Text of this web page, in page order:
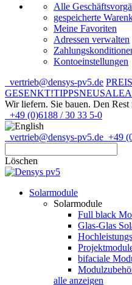
Alle
gespeicherte
Meine Favoriten
Adressen verwalten
Kontoeinstellungen
vertrieb@densys-pv5.de
GESENKT!TIPPSNEUSALE
Wir liefern. Sie bauen. Den Rest
+49 (0)6188 / 30 33 5-0
vertrieb@densys-pv5.de +49
Löschen
Solarmodule
Solarmodule
Full black
Glas-Glas
bifaciale
alle anzeigen